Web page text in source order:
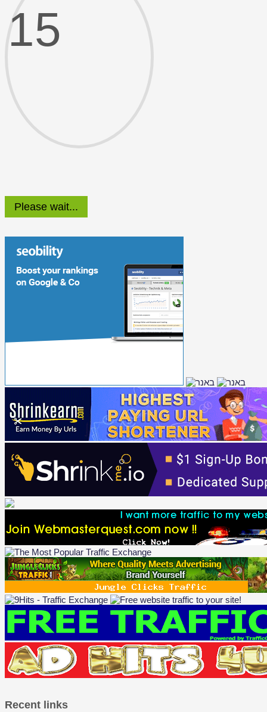
15
Please wait...
Recent links